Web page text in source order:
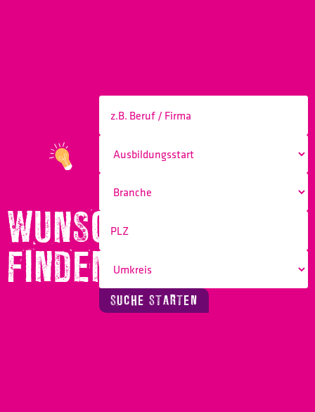
WUNSCHBERUF
FINDEN!
SUCHE STARTEN